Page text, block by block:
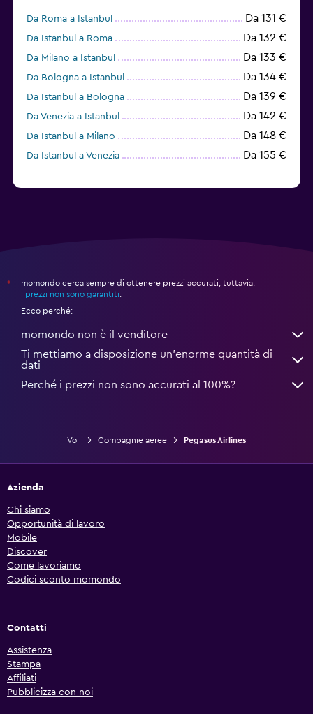
Da Roma a Istanbul Da 131 €
Da Istanbul a Roma Da 132 €
Da Milano a Istanbul Da 133 €
Da Bologna a Istanbul Da 134 €
Da Istanbul a Bologna Da 139 €
Da Venezia a Istanbul Da 142 €
Da Istanbul a Milano Da 148 €
Da Istanbul a Venezia Da 155 €
*
momondo cerca sempre di ottenere prezzi accurati, tuttavia,
i prezzi non sono garantiti
Ecco perché:
momondo non è il venditore
Ti mettiamo a disposizione un’enorme quantità di
dati
Perché i prezzi non sono accurati al 100%?
Voli Compagnie aeree Pegasus Airlines
Azienda
Chi siamo
Opportunità di lavoro
Mobile
Discover
Come lavoriamo
Codici sconto momondo
Contatti
Assistenza
Stampa
Affiliati
Pubblicizza con noi